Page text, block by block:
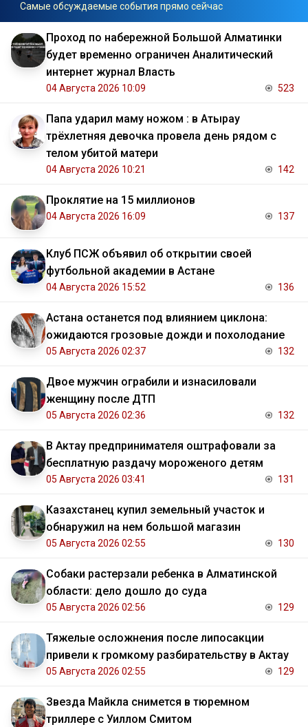
Самые обсуждаемые события прямо сейчас
Проход по набережной Большой Алматинки
будет временно ограничен Аналитический
интернет журнал Власть
04 Августа 2026 10:09 523
Папа ударил маму ножом : в Атырау
трёхлетняя девочка провела день рядом с
телом убитой матери
04 Августа 2026 10:21 142
Проклятие на 15 миллионов
04 Августа 2026 16:09 137
Клуб ПСЖ объявил об открытии своей
футбольной академии в Астане
04 Августа 2026 15:52 136
Астана останется под влиянием циклона:
ожидаются грозовые дожди и похолодание
05 Августа 2026 02:37 132
Двое мужчин ограбили и изнасиловали
женщину после ДТП
05 Августа 2026 02:36 132
В Актау предпринимателя оштрафовали за
бесплатную раздачу мороженого детям
05 Августа 2026 03:41 131
Казахстанец купил земельный участок и
обнаружил на нем большой магазин
05 Августа 2026 02:55 130
Собаки растерзали ребенка в Алматинской
области: дело дошло до суда
05 Августа 2026 02:56 129
Тяжелые осложнения после липосакции
привели к громкому разбирательству в Актау
05 Августа 2026 02:55 129
Звезда Майкла снимется в тюремном
триллере с Уиллом Смитом